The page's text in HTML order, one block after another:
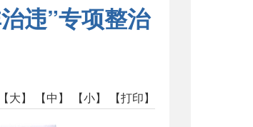
违”专项整治
【大】 【中】 【小】 【打印】